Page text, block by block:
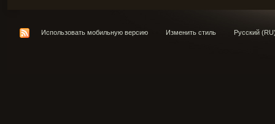
Использовать мобильную версию Изменить стиль Русский